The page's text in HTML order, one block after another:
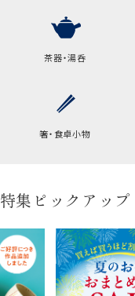
茶器・湯呑
箸・食卓小物
特集ピックアップ